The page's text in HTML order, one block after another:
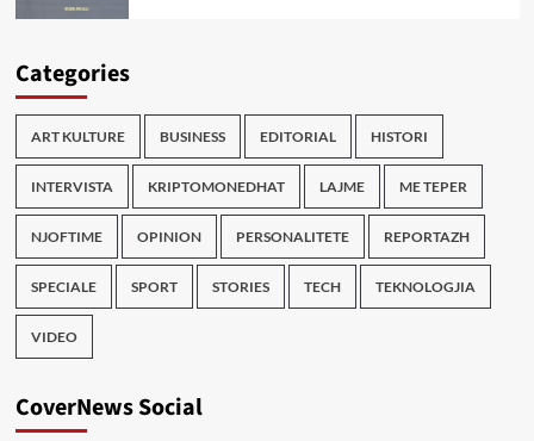
Categories
ART KULTURE BUSINESS EDITORIAL HISTORI
INTERVISTA KRIPTOMONEDHAT LAJME ME TEPER
NJOFTIME OPINION PERSONALITETE REPORTAZH
SPECIALE SPORT STORIES TECH TEKNOLOGJIA
VIDEO
CoverNews Social